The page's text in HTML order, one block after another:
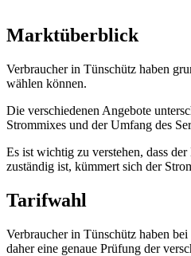
Marktüberblick
Verbraucher in Tünschütz haben
wählen können.
Die verschiedenen Angebote
Strommixes und der Umfang des
Es ist wichtig zu verstehen, dass
zuständig ist, kümmert sich der
Tarifwahl
Verbraucher in Tünschütz haben
daher eine genaue Prüfung der